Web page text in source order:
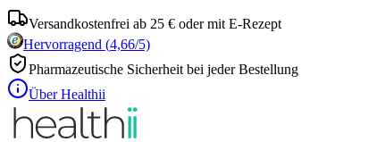
Versandkostenfrei ab 25 € oder mit E-Rezept
Hervorragend (4,66/5)
Pharmazeutische Sicherheit bei jeder Bestellung
Über Healthii